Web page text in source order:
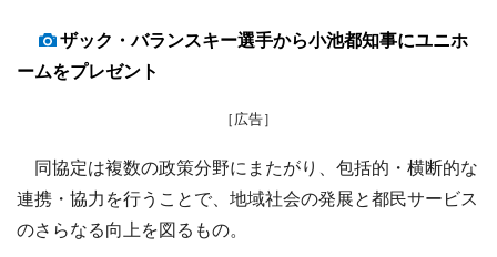
ザック・バランスキー選手から小池都知事にユニホ
ームをプレゼント
［広告］
同協定は複数の政策分野にまたがり、包括的・横断的な
連携・協力を行うことで、地域社会の発展と都民サービス
のさらなる向上を図るもの。